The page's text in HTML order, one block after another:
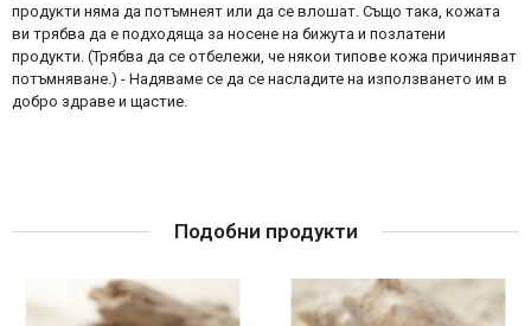
продукти няма да потъмнеят или да се влошат. Също така, кожата
ви трябва да е подходяща за носене на бижута и позлатени
продукти. (Трябва да се отбележи, че някои типове кожа причиняват
потъмняване.) - Надяваме се да се насладите на използването им в
добро здраве и щастие.
Подобни продукти